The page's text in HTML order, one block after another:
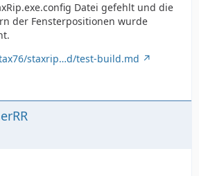
Datei gefehlt und die
der Fensterpositionen wurde
staxrip…d/test-build.md